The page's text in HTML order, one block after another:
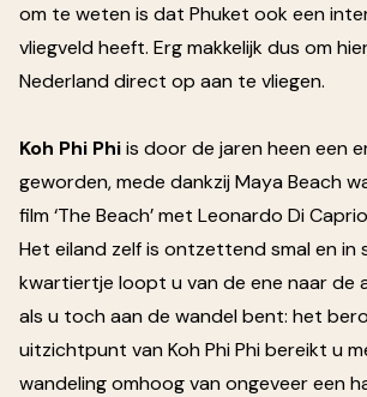
om te weten is dat Phuket ook een
vliegveld heeft. Erg makkelijk dus om
Nederland direct op aan te vliegen.
Koh Phi Phiis door de jaren heen een
geworden, mede dankzij Maya Beach
film ‘The Beach’ met Leonardo Di
Het eiland zelf is ontzettend smal en in
kwartiertje loopt u van de ene naar de
als u toch aan de wandel bent: het
uitzichtpunt van Koh Phi Phi bereikt u
wandeling omhoog van ongeveer een